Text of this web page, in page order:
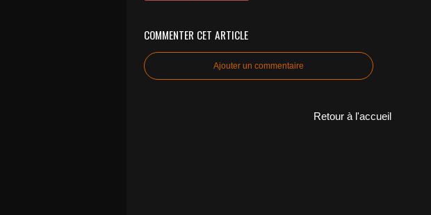
COMMENTER CET ARTICLE
Ajouter un commentaire
Retour à l'accueil